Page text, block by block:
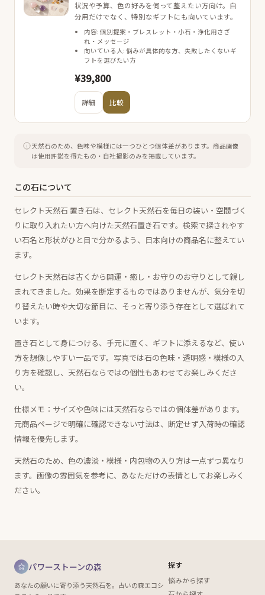
状況や予算、色の好みを伺って整えたい方向け。自
分用だけでなく、特別なギフトにも向いています。
内容: 個別提案・ブレスレット・小石・浄化用さざ
れ・メッセージ
向いている人: 悩みが具体的な方、失敗したくないギ
フトを選びたい方
¥39,800
詳細 比較
天然石のため、色味や模様には一つひとつ個体差があります。 商品画像
は使用許諾を得たもの・自社撮影のみを掲載しています。
この石について
セレクト天然石 置き石は、セレクト天然石を毎日の装い・空間づく
りに取り入れたい方へ向けた天然石置き石です。検索で探されやす
い石名と形状がひと目で分かるよう、日本向けの商品名に整えてい
ます。
セレクト天然石は古くから開運・癒し・お守りのお守りとして親し
まれてきました。効果を断定するものではありませんが、気分を切
り替えたい時や大切な節目に、そっと寄り添う存在として選ばれて
います。
置き石として身につける、手元に置く、ギフトに添えるなど、使い
方を想像しやすい一品です。写真では石の色味・透明感・模様の入
り方を確認し、天然石ならではの個性もあわせてお楽しみくださ
い。
仕様メモ：サイズや色味には天然石ならではの個体差があります。
元商品ページで明確に確認できない寸法は、断定せず入荷時の確認
情報を優先します。
天然石のため、色の濃淡・模様・内包物の入り方は一点ずつ異なり
ます。画像の雰囲気を参考に、あなただけの表情としてお楽しみく
ださい。
パワーストーンの森
あなたの願いに寄り添う天然石を。占いの森エコシ
探す
悩みから探す